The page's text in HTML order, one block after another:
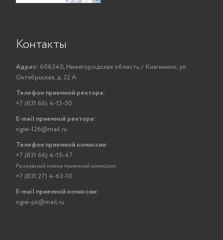
Контакты
Адрес: 606340, Нижегородская область, г. Княгинино, ул.
Октябрьская, д. 22 А
Телефон приемной ректора:
+7 (831 66) 4-15-50
E-mail приемной ректора:
ngiei-126@mail.ru
Телефон приемной комиссии:
+7 (831 66) 4-15-47
Резервный номер приемной комиссии:
+7 (831 27) 4-63-10
E-mail приемной комиссии:
ngiei-pk@mail.ru